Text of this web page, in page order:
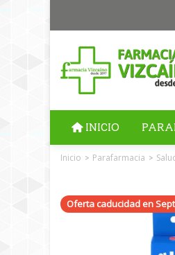
INICIO
Inicio > Parafarmacia >
Oferta caducidad en